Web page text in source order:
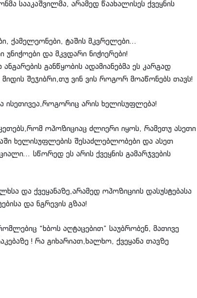
სააკაშვილმა, არამედ წაახალისეს ქვეყნის
ქამელეონები, ტაშის მკვრელები…
და მკვდარი ნიჭიერები!
განწყობის ადამიანებმა ეს კარგად
შეჯიბრი,თუ ვინ ვის როგორ მოაწონებს თავს!
ისეთივეა,როგორიც არის ხელისუფლება!
ოპოზიციაც ძლიერი იყოს, რამეთუ ასეთი
ხელისუფლების შესაძლებლობები და ასეთ
სწორედ ეს არის ქვეყნის გამარჯვების
და ქვეყანაზე,არამედ ოპოზიციის დასუსტებასა
და ნგრევის გზაა!
“ხბოს აღტაცებით” საუბრობენ, მათივე
! რა გიხარიათ,ხალხო, ქვეყანა თავზე